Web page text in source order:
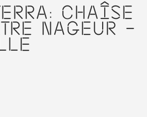
CHAÎSE
NAGEUR -